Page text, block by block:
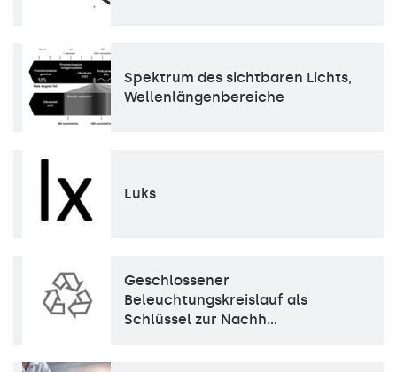
Spektrum des sichtbaren Lichts,
Wellenlängenbereiche
Luks
Geschlossener
Beleuchtungskreislauf als
Schlüssel zur Nachh…